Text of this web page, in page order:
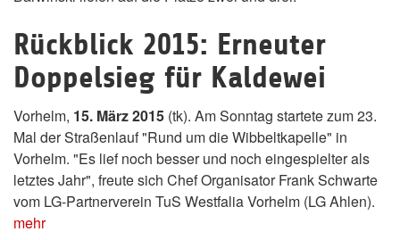
Rückblick 2015: Erneuter
Doppelsieg für Kaldewei
Vorhelm, 15. März 2015 (tk). Am Sonntag startete zum 23.
Mal der Straßenlauf "Rund um die Wibbeltkapelle" in
Vorhelm. "Es lief noch besser und noch eingespielter als
letztes Jahr", freute sich Chef Organisator Frank Schwarte
vom LG-Partnerverein TuS Westfalia Vorhelm (LG Ahlen).
mehr